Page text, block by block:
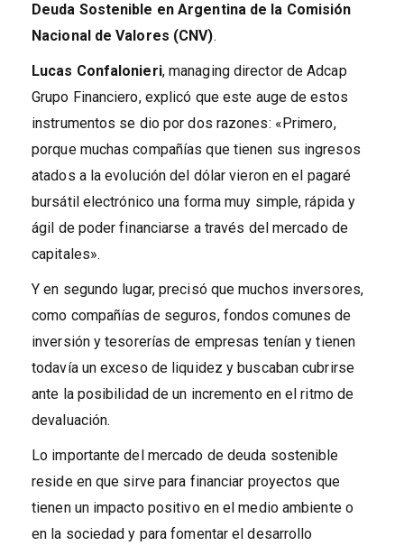
Deuda Sostenible en Argentina de la Comisión
Nacional de Valores (CNV).
Lucas Confalonieri, managing director de Adcap
Grupo Financiero, explicó que este auge de estos
instrumentos se dio por dos razones: «Primero,
porque muchas compañías que tienen sus ingresos
atados a la evolución del dólar vieron en el pagaré
bursátil electrónico una forma muy simple, rápida y
ágil de poder financiarse a través del mercado de
capitales».
Y en segundo lugar, precisó que muchos inversores,
como compañías de seguros, fondos comunes de
inversión y tesorerías de empresas tenían y tienen
todavía un exceso de liquidez y buscaban cubrirse
ante la posibilidad de un incremento en el ritmo de
devaluación.
Lo importante del mercado de deuda sostenible
reside en que sirve para financiar proyectos que
tienen un impacto positivo en el medio ambiente o
en la sociedad y para fomentar el desarrollo